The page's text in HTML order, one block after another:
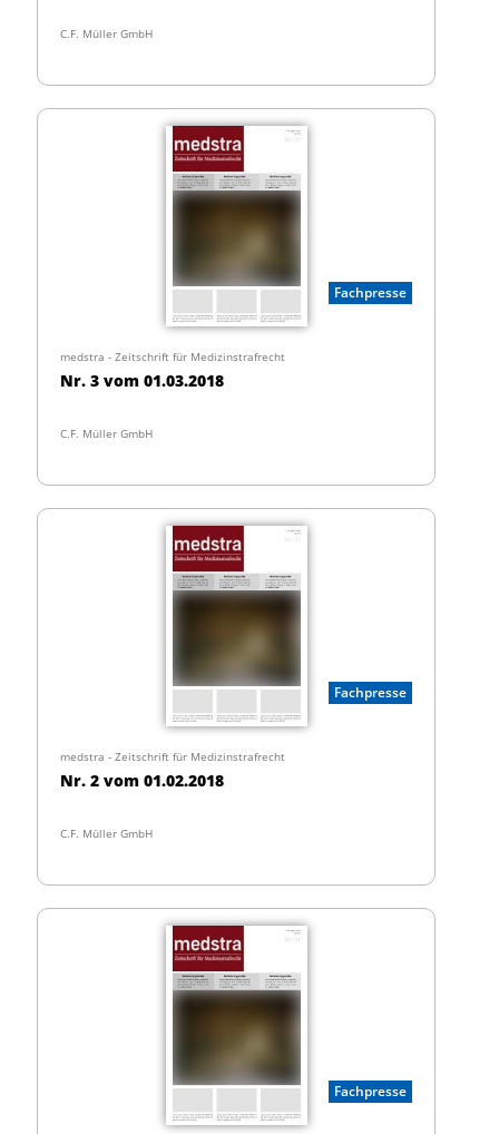
C.F. Müller GmbH
Fachpresse
medstra - Zeitschrift für Medizinstrafrecht
Nr. 3 vom 01.03.2018
C.F. Müller GmbH
Fachpresse
medstra - Zeitschrift für Medizinstrafrecht
Nr. 2 vom 01.02.2018
C.F. Müller GmbH
Fachpresse